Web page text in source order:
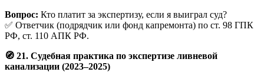
Вопрос: Кто платит за экспертизу, если я выиграл суд?
✅ Ответчик (подрядчик или фонд капремонта) по ст. 98 ГПК
РФ, ст. 110 АПК РФ.
🧭 21. Судебная практика по экспертизе ливневой
канализации (2023–2025)